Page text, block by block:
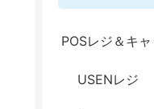
POSレジ＆キ
USENレジ